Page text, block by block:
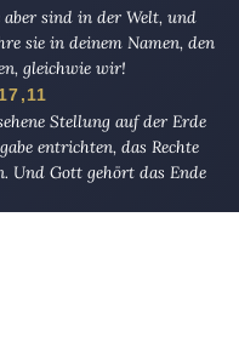
sind in der Welt, und
sie in deinem Namen, den
gleichwie wir!
Stellung auf der Erde
entrichten, das Rechte
Und Gott gehört das Ende